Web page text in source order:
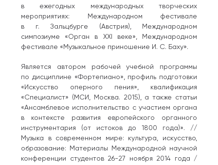
в ежегодных международных творческих
мероприятиях: Международном фестивале
в г. Зальцбурге (Австрия), Международном
симпозиуме «Орган в XXI веке», Международном
фестивале «Музыкальное приношение И. С. Баху».
Является автором рабочей учебной программы
по дисциплине «Фортепиано», профиль подготовки
«Искусство оперного пения», квалификация
«Специалист» (МСИ, Москва. 2015), а также статьи
«Ансамблевое исполнительство с участием органа
в контексте развития европейского органного
инструментария (от истоков до 1800 года)». //
Музыка в современном мире: культура, искусство,
образование: Материалы Международной научной
конференции студентов 26-27 ноября 2014 года /